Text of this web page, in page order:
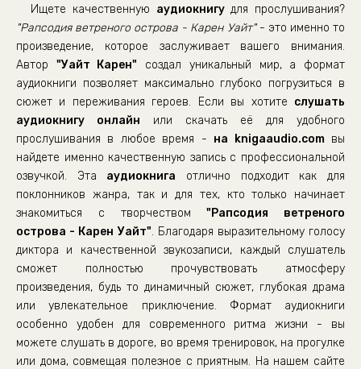
16_Рапсодия ветреного острова
17_Рапсодия ветреного острова
18_Рапсодия ветреного острова
19_Рапсодия ветреного острова
20_Рапсодия ветреного острова
21_Рапсодия ветреного острова
22_Рапсодия ветреного острова
23_Рапсодия ветреного острова
24_Рапсодия ветреного острова
25_Рапсодия ветреного острова
26_Рапсодия ветреного острова
27_Рапсодия ветреного острова
28_Рапсодия ветреного острова
29_Рапсодия ветреного острова
Ищете качественную аудиокнигудля прослушивания?
"Рапсодия ветреного острова - Карен Уайт"- это именно то
произведение, которое заслуживает вашего внимания.
Автор "Уайт Карен" создал уникальный мир, а формат
аудиокниги позволяет максимально глубоко погрузиться в
сюжет и переживания героев. Если вы хотите слушать
аудиокнигу онлайн или скачать её для удобного
прослушивания в любое время - на knigaaudio.comвы
найдете именно качественную запись с профессиональной
озвучкой. Эта аудиокнига отлично подходит как для
поклонников жанра, так и для тех, кто только начинает
знакомиться с творчеством"Рапсодия ветреного
острова - Карен Уайт". Благодаря выразительному голосу
диктора и качественной звукозаписи, каждый слушатель
сможет полностью прочувствовать атмосферу
произведения, будь то динамичный сюжет, глубокая драма
или увлекательное приключение. Формат аудиокниги
особенно удобен для современного ритма жизни - вы
можете слушать в дороге, во время тренировок, на прогулке
или дома, совмещая полезное с приятным. На нашем сайте